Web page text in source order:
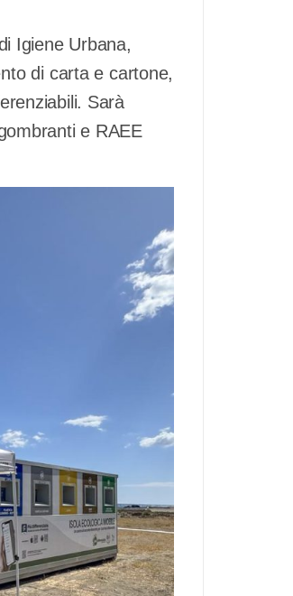
Igiene Urbana,
di carta e cartone,
Sarà
e RAEE